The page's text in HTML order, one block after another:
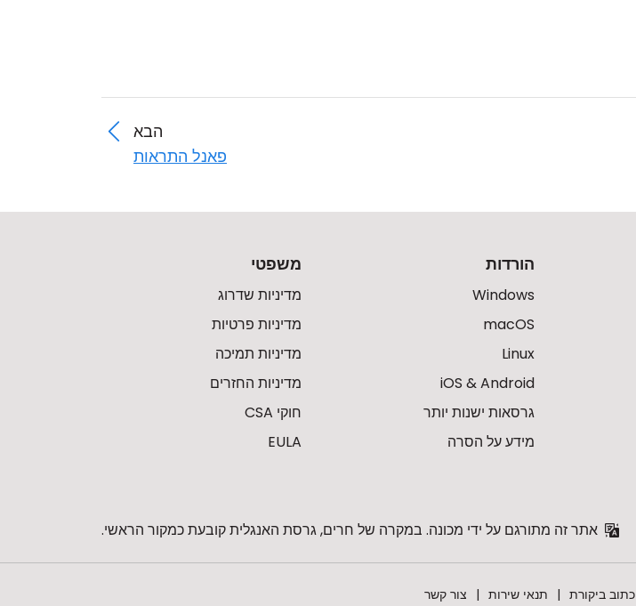
הבא
פאנל התראות
הורדות
Windows
macOS
Linux
iOS & Android
גרסאות ישנות יותר
מידע על הסרה
משפטי
מדיניות שדרוג
מדיניות פרטיות
מדיניות תמיכה
מדיניות החזרים
חוקי CSA
EULA
אתר זה מתורגם על ידי מכונה. במקרה של חרים, גרסת האנגלית קובעת כמקור הראשי.
כתוב ביקורת תנאי שירות צור קשר